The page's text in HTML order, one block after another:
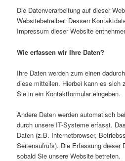
Die Datenverarbeitung auf dieser
Websitebetreiber. Dessen
Impressum dieser Website
Wie erfassen wir Ihre Daten?
Ihre Daten werden zum einen
diese mitteilen. Hierbei kann es sich
Sie in ein Kontaktformular eingeben.
Andere Daten werden automatisch
durch unsere IT-Systeme erfasst.
Daten (z.B. Internetbrowser,
Seitenaufrufs). Die Erfassung dieser
sobald Sie unsere Website betreten.